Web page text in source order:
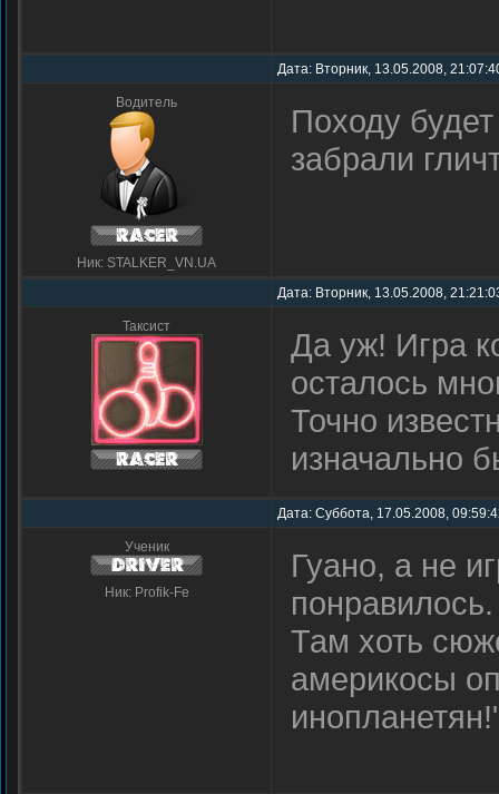
Дата: Вторник, 13.05.2008,
Водитель
Ник: STALKER_VN.UA
Походу
забрали
Дата: Вторник, 13.05.2008,
Таксист
Да уж! Игра
осталось
Точно
изначально
Дата: Суббота, 17.05.2008,
Ученик
Ник: Profik-Fe
Гуано, а не
Там хоть
америкосы